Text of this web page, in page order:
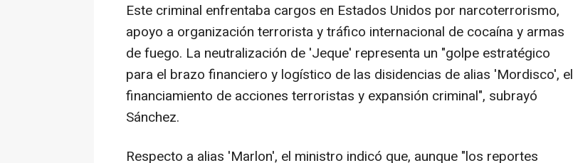
Este criminal enfrentaba cargos en Estados Unidos por narcoterrorismo,
apoyo a organización terrorista y tráfico internacional de cocaína y armas
de fuego. La neutralización de 'Jeque' representa un "golpe estratégico
para el brazo financiero y logístico de las disidencias de alias 'Mordisco', el
financiamiento de acciones terroristas y expansión criminal", subrayó
Sánchez.
Respecto a alias 'Marlon', el ministro indicó que, aunque "los reportes